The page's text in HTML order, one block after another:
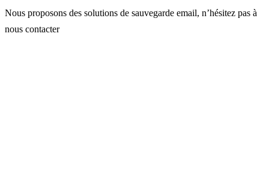
Nous proposons des solutions de sauvegarde email, n’hésitez pas à
nous contacter